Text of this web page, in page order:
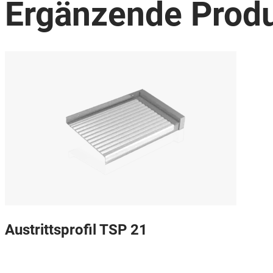
Ergänzende
Austrittsprofil TSP 21